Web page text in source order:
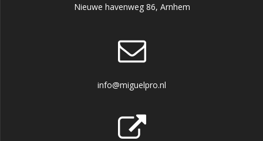
Nieuwe havenweg 86, Arnhem
info@miguelpro.nl